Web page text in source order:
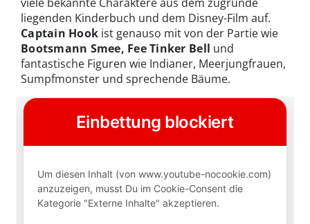
liegenden Kinderbuch und dem Disney-Film auf.
Captain Hook ist genauso mit von der Partie wie
Bootsmann Smee, Fee Tinker Bell und
fantastische Figuren wie Indianer, Meerjungfrauen,
Sumpfmonster und sprechende Bäume.